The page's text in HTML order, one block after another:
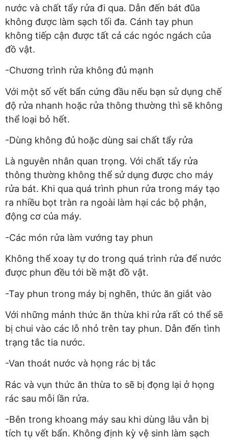
nước và chất tẩy rửa đi qua. Dẫn đến bát đũa
không được làm sạch tối đa. Cánh tay phun
không tiếp cận được tất cả các ngóc ngách của
đồ vật.
-Chương trình rửa không đủ mạnh
Với một số vết bẩn cứng đầu nếu bạn sử dụng chế
độ rửa nhanh hoặc rửa thông thường thì sẽ không
thể loại bỏ hết.
-Dùng không đủ hoặc dùng sai chất tẩy rửa
Là nguyên nhân quan trọng. Với chất tẩy rửa
thông thường không thể sử dụng được cho máy
rửa bát. Khi qua quá trình phun rửa trong máy tạo
ra nhiều bọt tràn ra ngoài làm hại các bộ phận,
động cơ của máy.
-Các món rửa làm vướng tay phun
Không thể xoay tự do trong quá trình rửa để nước
được phun đều tới bề mặt đồ vật.
-Tay phun trong máy bị nghẽn, thức ăn giắt vào
Với những mảnh thức ăn thừa khi rửa rất có thể sẽ
bị chui vào các lỗ nhỏ trên tay phun. Dẫn đến tình
trạng tắc tia nước.
-Van thoát nước và họng rác bị tắc
Rác và vụn thức ăn thừa to sẽ bị đọng lại ở họng
rác sau mỗi lần rửa.
-Bên trong khoang máy sau khi dùng lâu vẫn bị
tích tụ vết bẩn. Không định kỳ vệ sinh làm sạch